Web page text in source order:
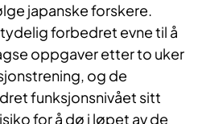
japanske forskere.
forbedret evne til å
oppgaver etter to uker
og de
funksjonsnivået sitt
for å dø i løpet av de